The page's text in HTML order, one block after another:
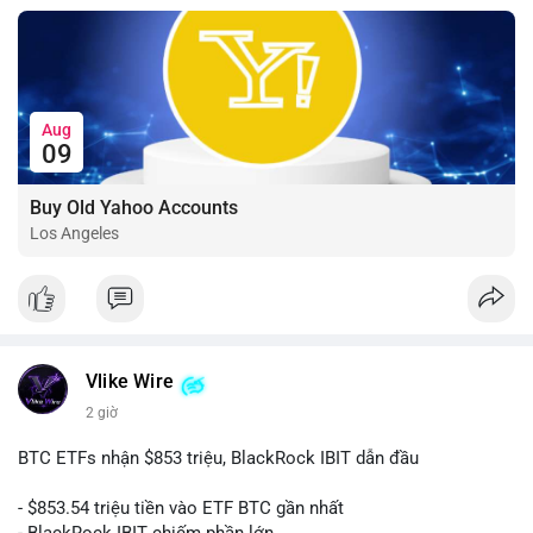
Aug
09
Buy Old Yahoo Accounts
Los Angeles
Vlike Wire
2 giờ
BTC ETFs nhận $853 triệu, BlackRock IBIT dẫn đầu
- $853.54 triệu tiền vào ETF BTC gần nhất